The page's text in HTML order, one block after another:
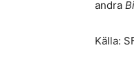
andra
Källa: